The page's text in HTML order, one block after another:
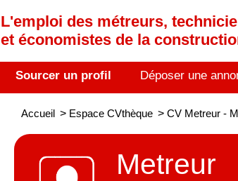
L'emploi des métreurs,
et économistes de la
Sourcer un profil Déposer une
Accueil > Espace CVthèque > CV Metreur -
Metreur